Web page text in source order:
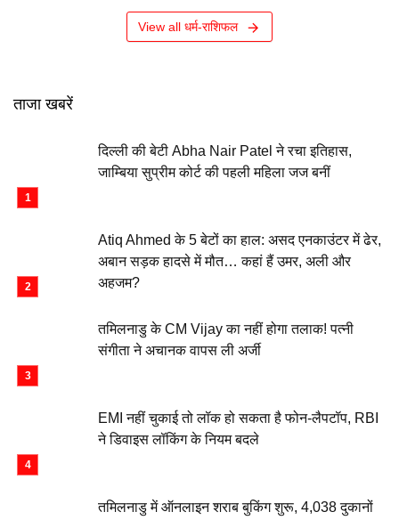
View all धर्म-राशिफल
ताजा खबरें
दिल्ली की बेटी Abha Nair Patel ने रचा इतिहास,
जाम्बिया सुप्रीम कोर्ट की पहली महिला जज बनीं
Atiq Ahmed के 5 बेटों का हाल: असद एनकाउंटर में ढेर,
अबान सड़क हादसे में मौत… कहां हैं उमर, अली और
अहजम?
तमिलनाडु के CM Vijay का नहीं होगा तलाक! पत्नी
संगीता ने अचानक वापस ली अर्जी
EMI नहीं चुकाई तो लॉक हो सकता है फोन-लैपटॉप, RBI
ने डिवाइस लॉकिंग के नियम बदले
तमिलनाडु में ऑनलाइन शराब बुकिंग शुरू, 4,038 दुकानों